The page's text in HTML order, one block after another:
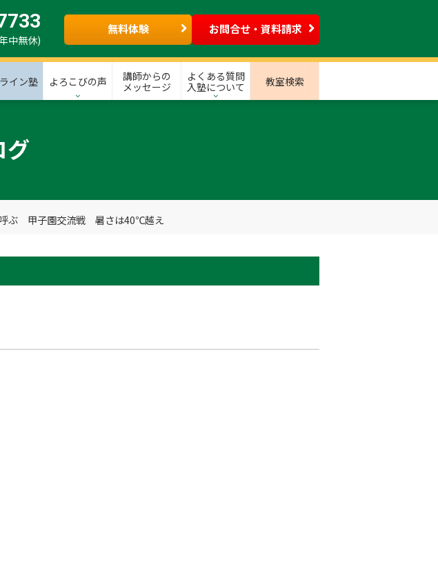
中無休)
無料体験 お問合せ・資料請求
イン塾 よろこびの声
講師からの
メッセージ
よくある質問
入塾について
教室検索
グ
ぶ 甲子園交流戦 暑さは40℃越え